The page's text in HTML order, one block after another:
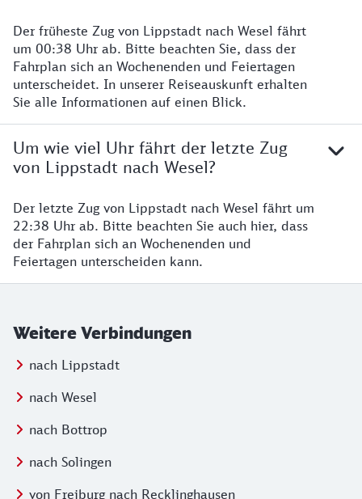
Der früheste Zug von Lippstadt nach Wesel fährt
um 00:38 Uhr ab. Bitte beachten Sie, dass der
Fahrplan sich an Wochenenden und Feiertagen
unterscheidet. In unserer Reiseauskunft erhalten
Sie alle Informationen auf einen Blick.
Um wie viel Uhr fährt der letzte Zug
von Lippstadt nach Wesel?
Der letzte Zug von Lippstadt nach Wesel fährt um
22:38 Uhr ab. Bitte beachten Sie auch hier, dass
der Fahrplan sich an Wochenenden und
Feiertagen unterscheiden kann.
Weitere Verbindungen
nach Lippstadt
nach Wesel
nach Bottrop
nach Solingen
von Freiburg nach Recklinghausen